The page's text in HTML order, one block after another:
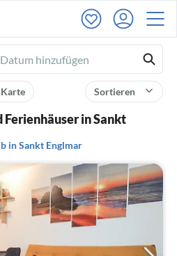
Sortieren
Karte
Ferienhäuser in Sankt
in Sankt Englmar